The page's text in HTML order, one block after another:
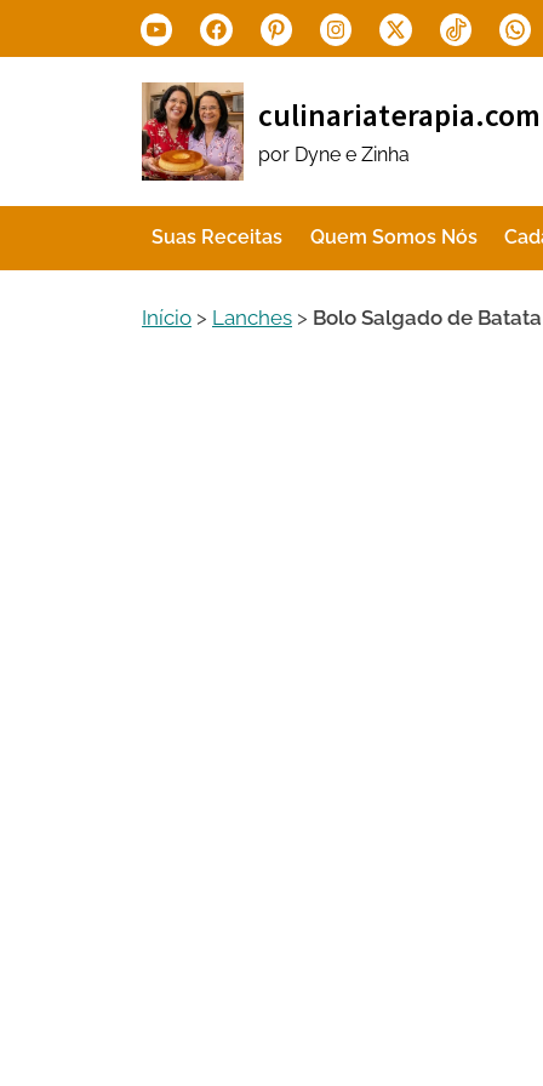
to
YoutubeFacebookPinterestInstagram
X.com Tiktok
culinariaterapia.com
por Dyne e Zinha
Suas Receitas Quem Somos Nós
Início > Lanches > Bolo Salgado de